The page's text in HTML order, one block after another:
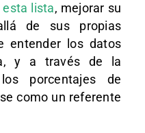
esta lista, mejorar su
de sus propias
entender los datos
y a través de la
porcentajes de
como un referente